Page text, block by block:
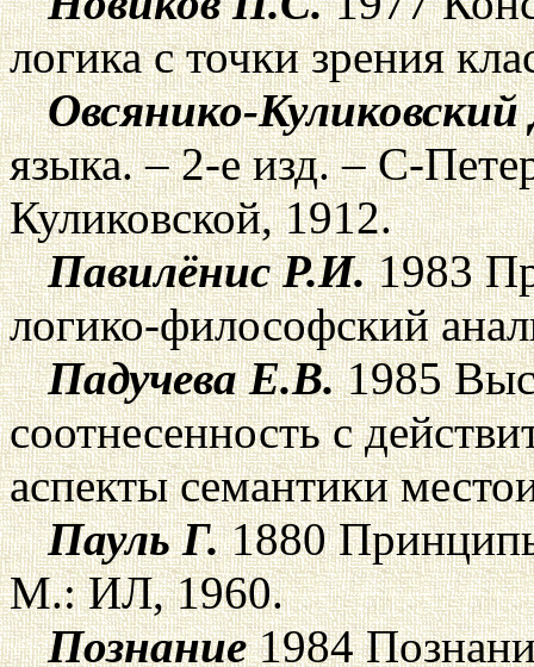
логика с точки зрения
Овсянико-
языка. – 2-е изд. – С-
Куликовской, 1912.
Павилёнис Р.И.1983
логико-философский
Падучева Е.В.1985
соотнесенность с
аспекты семантики
Пауль Г.1880
М.: ИЛ, 1960.
Познание1984